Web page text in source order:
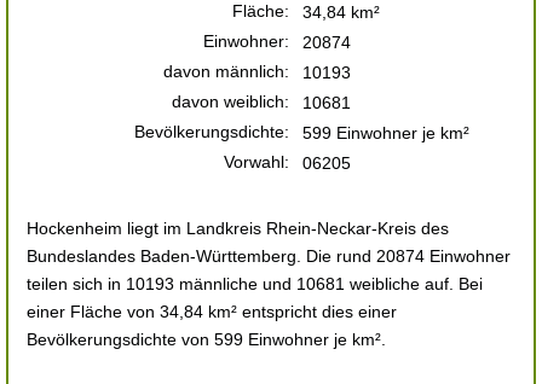
Fläche:
34,84 km²
Einwohner:
20874
davon männlich:
10193
davon weiblich:
10681
Bevölkerungsdichte:
599 Einwohner je km²
Vorwahl:
06205
Hockenheim liegt im Landkreis Rhein-Neckar-Kreis des
Bundeslandes Baden-Württemberg. Die rund 20874 Einwohner
teilen sich in 10193 männliche und 10681 weibliche auf. Bei
einer Fläche von 34,84 km² entspricht dies einer
Bevölkerungsdichte von 599 Einwohner je km².